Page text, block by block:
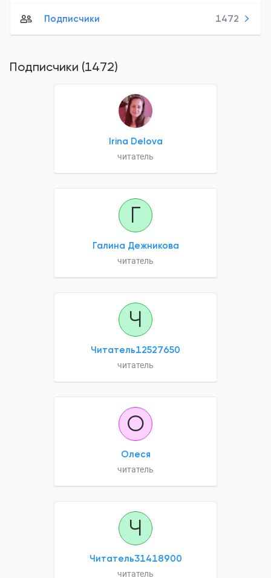
Подписчики 1472
Подписчики (1472)
Irina Delova
читатель
Г
Галина Дежникова
читатель
Ч
Читатель12527650
читатель
О
Олеся
читатель
Ч
Читатель31418900
читатель